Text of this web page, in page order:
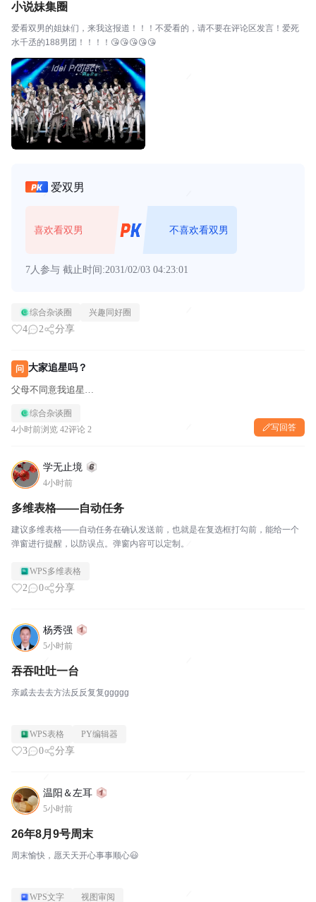
小说妹集圈
爱看双男的姐妹们，来我这报道！！！不爱看的，请不要在评论区发言！爱死
水千丞的188男团！！！！😘😘😘😘😘
爱双男
喜欢看双男 不喜欢看双男
7人参与 截止时间:2031/02/03 04:23:01
综合杂谈圈 兴趣同好圈
4 2 分享
问 大家追星吗？
父母不同意我追星…
综合杂谈圈
4小时前浏览 42评论 2 写回答
学无止境
4小时前
多维表格——自动任务
建议多维表格——自动任务在确认发送前，也就是在复选框打勾前，能给一个
弹窗进行提醒，以防误点。弹窗内容可以定制。
WPS多维表格
2 0 分享
杨秀强
5小时前
吞吞吐吐一台
亲戚去去去方法反反复复ggggg
WPS表格 PY编辑器
3 0 分享
温阳＆左耳
5小时前
26年8月9号周末
周末愉快，愿天天开心事事顺心😃
WPS文字 视图审阅